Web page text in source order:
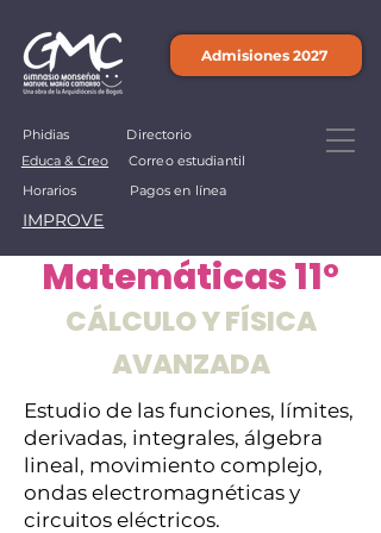
Admisiones 2027
Phidias
Educa & Creo
Horarios
Directorio
Correo estudiantil
Pagos en línea
IMPROVE
Matemáticas 11°
CÁLCULO Y FÍSICA
AVANZADA
Estudio de las funciones, límites,
derivadas, integrales, álgebra
lineal, movimiento complejo,
ondas electromagnéticas y
circuitos eléctricos.